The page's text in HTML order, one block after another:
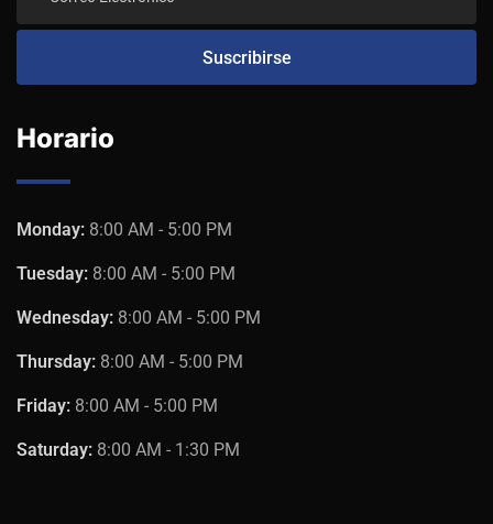
Horario
Monday: 8:00 AM - 5:00 PM
Tuesday: 8:00 AM - 5:00 PM
Wednesday: 8:00 AM - 5:00 PM
Thursday: 8:00 AM - 5:00 PM
Friday: 8:00 AM - 5:00 PM
Saturday: 8:00 AM - 1:30 PM